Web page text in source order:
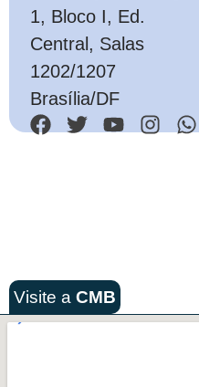
1, Bloco I, Ed.
Central, Salas
1202/1207
Brasília/DF
Visite a CMB